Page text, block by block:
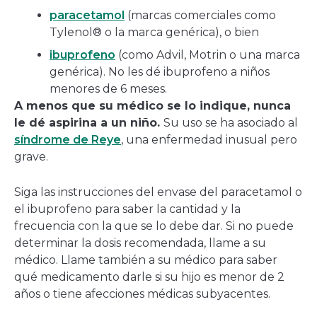
paracetamol (marcas comerciales como
Tylenol® o la marca genérica), o bien
ibuprofeno (como Advil, Motrin o una marca
genérica). No les dé ibuprofeno a niños
menores de 6 meses.
A menos que su médico se lo indique, nunca
le dé aspirina a un niño. Su uso se ha asociado al
síndrome de Reye, una enfermedad inusual pero
grave.
Siga las instrucciones del envase del paracetamol o
el ibuprofeno para saber la cantidad y la
frecuencia con la que se lo debe dar. Si no puede
determinar la dosis recomendada, llame a su
médico. Llame también a su médico para saber
qué medicamento darle si su hijo es menor de 2
años o tiene afecciones médicas subyacentes.